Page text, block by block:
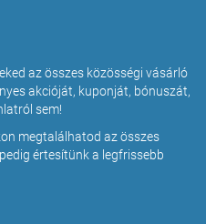
az összes közösségi vásárló
akcióját, kuponját, bónuszát,
sem!
megtalálhatod az összes
értesítünk a legfrissebb